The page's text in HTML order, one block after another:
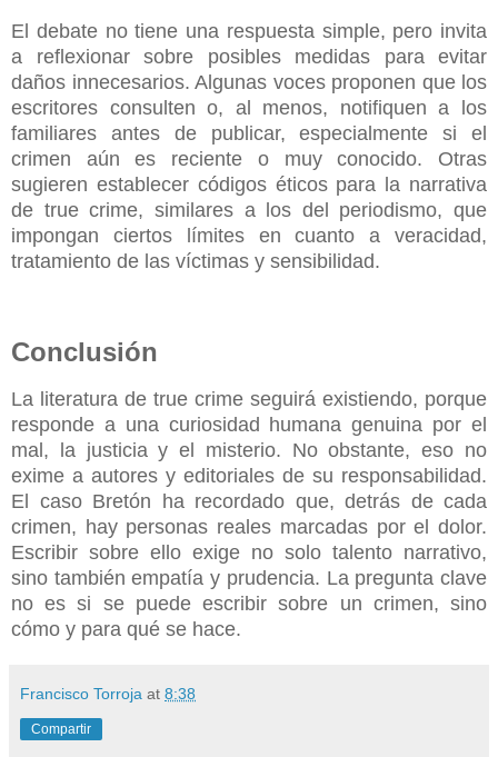
El debate no tiene una respuesta simple, pero invita
a reflexionar sobre posibles medidas para evitar
daños innecesarios. Algunas voces proponen que los
escritores consulten o, al menos, notifiquen a los
familiares antes de publicar, especialmente si el
crimen aún es reciente o muy conocido. Otras
sugieren establecer códigos éticos para la narrativa
de true crime, similares a los del periodismo, que
impongan ciertos límites en cuanto a veracidad,
tratamiento de las víctimas y sensibilidad.
Conclusión
La literatura de true crime seguirá existiendo, porque
responde a una curiosidad humana genuina por el
mal, la justicia y el misterio. No obstante, eso no
exime a autores y editoriales de su responsabilidad.
El caso Bretón ha recordado que, detrás de cada
crimen, hay personas reales marcadas por el dolor.
Escribir sobre ello exige no solo talento narrativo,
sino también empatía y prudencia. La pregunta clave
no es si se puede escribir sobre un crimen, sino
cómo y para qué se hace.
Francisco Torroja at 8:38
Compartir